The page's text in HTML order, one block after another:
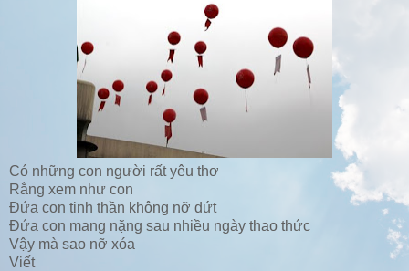
Có những con người rất yêu thơ
Rằng xem như con
Đứa con tinh thần không nỡ dứt
Đứa con mang nặng sau nhiều ngày thao thức
Vậy mà sao nỡ xóa
Viết